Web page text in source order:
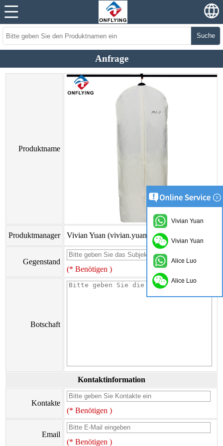
Suche
Anfrage
Produktname
Produktmanager Vivian Yuan (vivian.yuan@onflyingcn.com)
Gegenstand
(* Benötigen )
Botschaft
Kontaktinformation
Kontakte
(* Benötigen )
Email
(* Benötigen )
Vivian Yuan
Vivian Yuan
Alice Luo
Alice Luo